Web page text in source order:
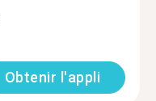
Obtenir l'appli